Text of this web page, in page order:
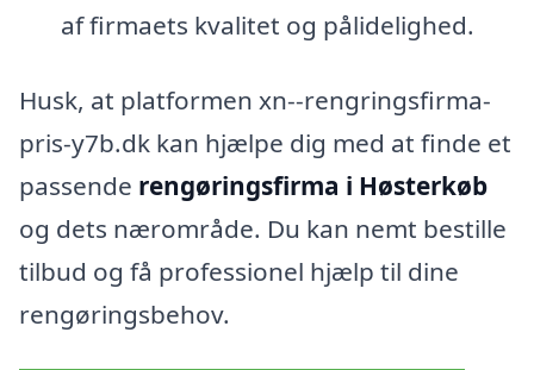
af firmaets kvalitet og pålidelighed.
Husk, at platformen xn--rengringsfirma-
pris-y7b.dk kan hjælpe dig med at finde et
passende rengøringsfirma i Høsterkøb
og dets nærområde. Du kan nemt bestille
tilbud og få professionel hjælp til dine
rengøringsbehov.